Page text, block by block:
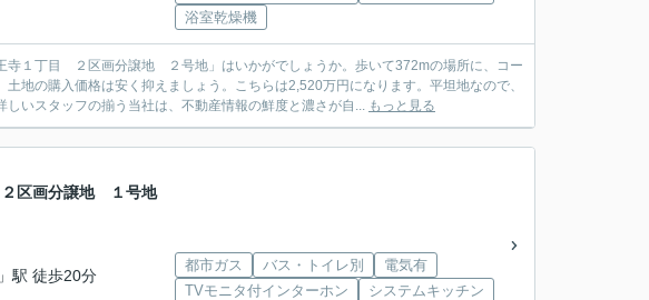
浴室乾燥機
寺１丁目 ２区画分譲地 ２号地」はいかがでしょうか。歩いて372mの場所に、コー
地の購入価格は安く抑えましょう。こちらは2,520万円になります。平坦地なので、
いスタッフの揃う当社は、不動産情報の鮮度と濃さが自... もっと見る
区画分譲地 １号地
」駅 徒歩20分
都市ガス バス・トイレ別
電気有
TVモニタ付インターホン
システムキッチン